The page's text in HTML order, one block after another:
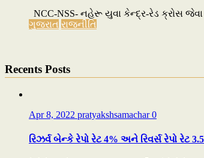
NCC-NSS- નહેરૂ યુવા કેન્દ્ર-રેડ ક્રોસ
ગુજરાત રાજનીતિ
Recents Posts
Apr 8, 2022 pratyakshsamachar0
રિઝર્વ બેન્કે રેપો રેટ 4% અને રિવર્સ રેપો રેટ